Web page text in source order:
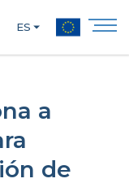
ES
a
de